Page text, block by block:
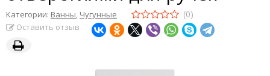
Категории: Ванны, Чугунные (0)
Оставить отзыв